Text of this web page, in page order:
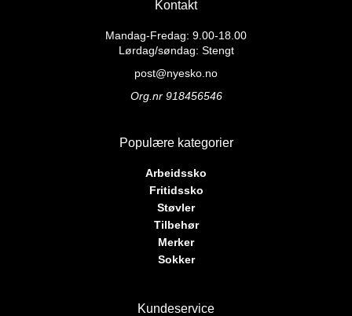
Alternativene
kan
velges
produktsiden
Kontakt
Mandag-Fredag: 9.00-18.00
Lørdag/søndag: Stengt
post@nyesko.no
Org.nr 918456546
Populære kategorier
Arbeidssko
Fritidssko
Støvler
Tilbehør
Merker
Sokker
Kundeservice